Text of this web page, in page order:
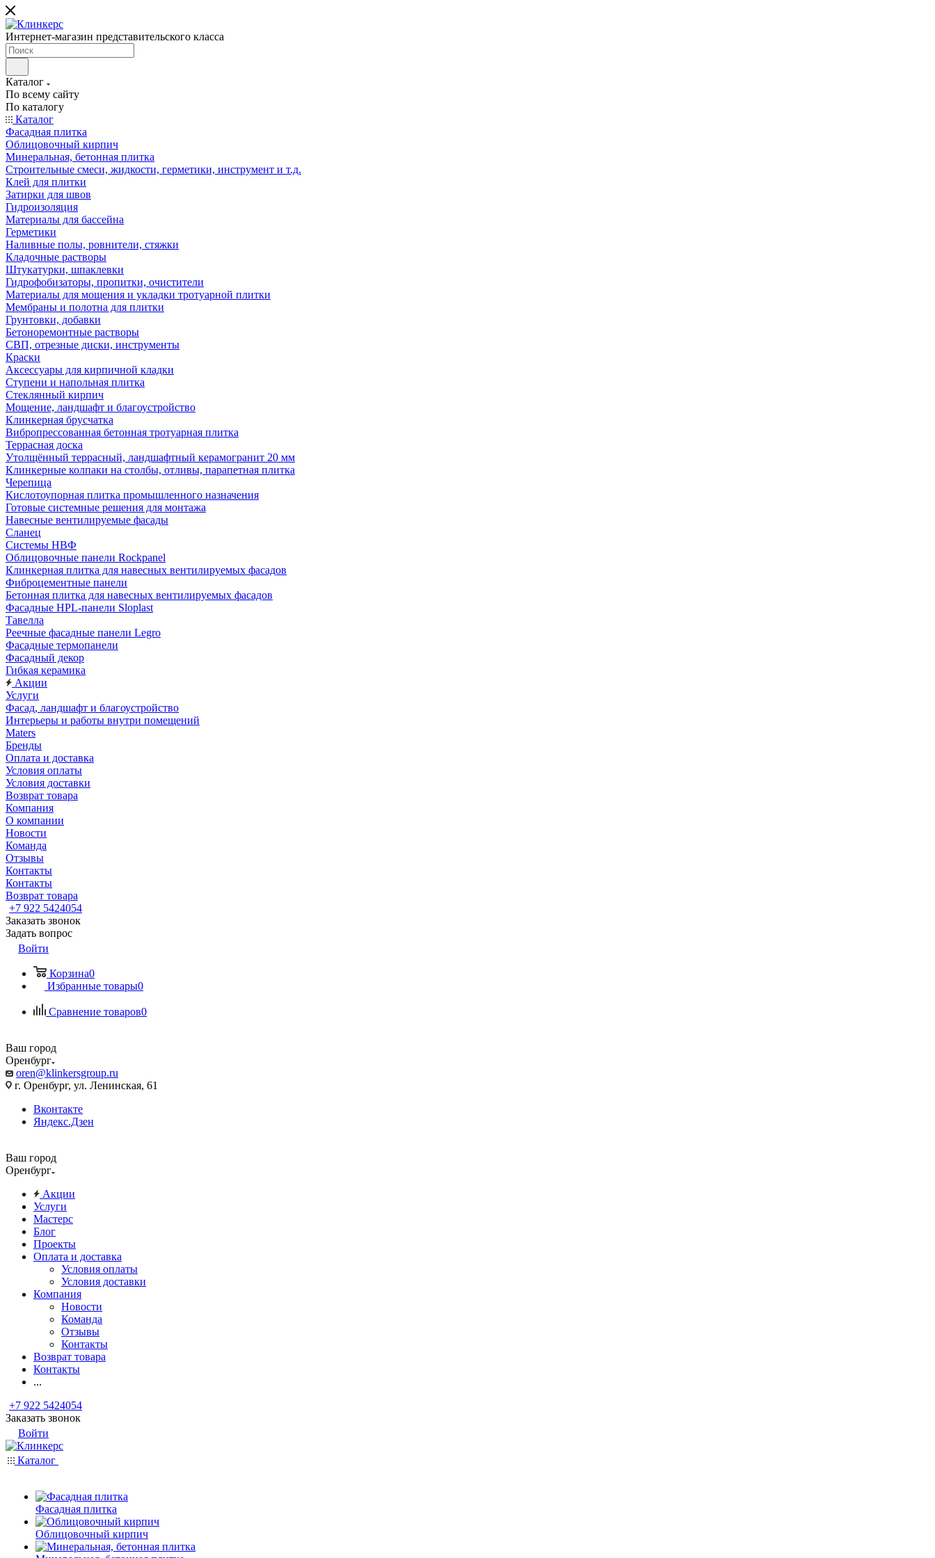
Интернет-магазин представительского класса
Каталог
По всему сайту
По каталогу
Каталог
Фасадная плитка
Облицовочный кирпич
Минеральная, бетонная плитка
Строительные смеси, жидкости, герметики, инструмент и т.д.
Клей для плитки
Затирки для швов
Гидроизоляция
Материалы для бассейна
Герметики
Наливные полы, ровнители, стяжки
Кладочные растворы
Штукатурки, шпаклевки
Гидрофобизаторы, пропитки, очистители
Материалы для мощения и укладки тротуарной плитки
Мембраны и полотна для плитки
Грунтовки, добавки
Бетоноремонтные растворы
СВП, отрезные диски, инструменты
Краски
Аксессуары для кирпичной кладки
Ступени и напольная плитка
Cтеклянный кирпич
Мощение, ландшафт и благоустройство
Клинкерная брусчатка
Вибропрессованная бетонная тротуарная плитка
Террасная доска
Утолщённый террасный, ландшафтный керамогранит 20 мм
Клинкерные колпаки на столбы, отливы, парапетная плитка
Черепица
Кислотоупорная плитка промышленного назначения
Готовые системные решения для монтажа
Навесные вентилируемые фасады
Сланец
Системы НВФ
Облицовочные панели Rockpanel
Клинкерная плитка для навесных вентилируемых фасадов
Фиброцементные панели
Бетонная плитка для навесных вентилируемых фасадов
Фасадные HPL-панели Sloplast
Тавелла
Реечные фасадные панели Legro
Фасадные термопанели
Фасадный декор
Гибкая керамика
Акции
Услуги
Фасад, ландшафт и благоустройство
Интерьеры и работы внутри помещений
Maters
Бренды
Оплата и доставка
Условия оплаты
Условия доставки
Возврат товара
Компания
О компании
Новости
Команда
Отзывы
Контакты
Контакты
Возврат товара
+7 922 5424054
Заказать звонок
Задать вопрос
Войти
Корзина0
Избранные товары0
Сравнение товаров0
Ваш город
Оренбург
oren@klinkersgroup.ru
г. Оренбург, ул. Ленинская, 61
Вконтакте
Яндекс.Дзен
Ваш город
Оренбург
Акции
Услуги
Мастерс
Блог
Проекты
Оплата и доставка
Условия оплаты
Условия доставки
Компания
Новости
Команда
Отзывы
Контакты
Возврат товара
Контакты
...
+7 922 5424054
Заказать звонок
Войти
Каталог
Фасадная плитка
Облицовочный кирпич